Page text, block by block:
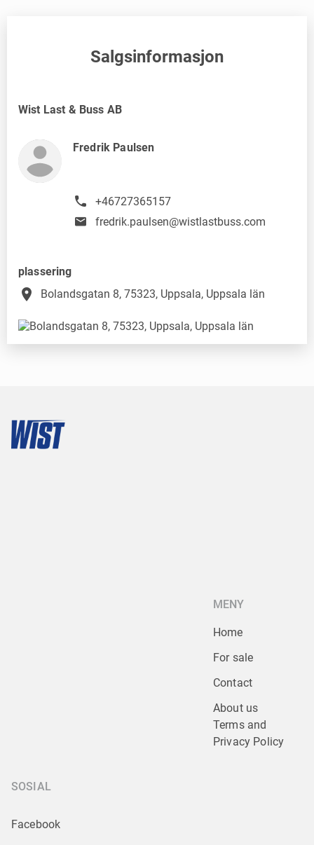
Salgsinformasjon
Wist Last & Buss AB
Fredrik Paulsen
+46727365157
fredrik.paulsen@wistlastbuss.com
plassering
place Bolandsgatan 8, 75323, Uppsala, Uppsala län
MENY
Home
For sale
Contact
About us
Terms and
Privacy Policy
SOSIAL
Facebook